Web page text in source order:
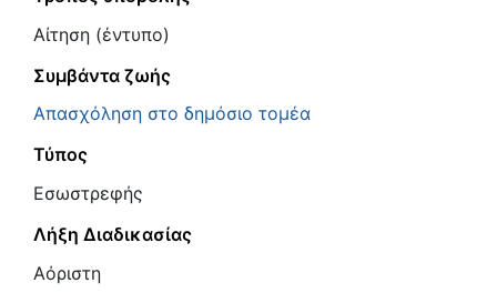
Αίτηση (έντυπο)
Συμβάντα ζωής
Απασχόληση στο δημόσιο τομέα
Τύπος
Εσωστρεφής
Λήξη Διαδικασίας
Αόριστη